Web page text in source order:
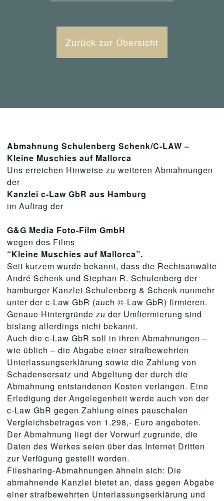
Zurück zur Übersicht
Abmahnung Schulenberg Schenk/C-LAW –
Kleine Muschies auf Mallorca
Uns erreichen Hinweise zu weiteren Abmahnungen
der
Kanzlei c-Law GbR aus Hamburg
im Auftrag der
G&G Media Foto-Film GmbH
wegen des Films
“Kleine Muschies auf Mallorca”.
Seit kurzem wurde bekannt, dass die Rechtsanwälte
André Schenk und Stephan R. Schulenberg der
hamburger Kanzlei Schulenberg & Schenk nunmehr
unter der c-Law GbR (auch ©-Law GbR) firmieren.
Genaue Hintergründe zu der Umfiermierung sind
bislang allerdings nicht bekannt.
Auch die c-Law GbR soll in ihren Abmahnungen –
wie üblich – die Abgabe einer strafbewehrten
Unterlassungserklärung sowie die Zahlung von
Schadensersatz und Abgeltung der durch die
Abmahnung entstandenen Kosten verlangen. Eine
Erledigung der Angelegenheit werde auch von der
c-Law GbR gegen Zahlung eines pauschalen
Vergleichsbetrages von 1.298,- Euro angeboten.
Der Abmahnung liegt der Vorwurf zugrunde, die
Daten des Werkes seien über das Internet Dritten
zur Verfügung gestellt worden.
Filesharing-Abmahnungen ähneln sich: Die
abmahnende Kanzlei bietet an, dass gegen Abgabe
einer strafbewehrten Unterlassungserklärung und